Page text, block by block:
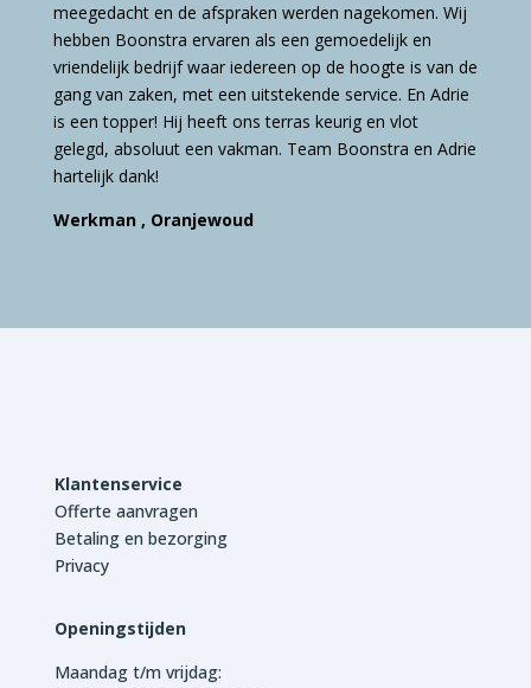
meegedacht en de afspraken werden nagekomen. Wij
hebben Boonstra ervaren als een gemoedelijk en
vriendelijk bedrijf waar iedereen op de hoogte is van de
gang van zaken, met een uitstekende service. En Adrie
is een topper! Hij heeft ons terras keurig en vlot
gelegd, absoluut een vakman. Team Boonstra en Adrie
hartelijk dank!
Werkman , Oranjewoud
Klantenservice
Offerte aanvragen
Betaling en bezorging
Privacy
Openingstijden
Maandag t/m vrijdag: